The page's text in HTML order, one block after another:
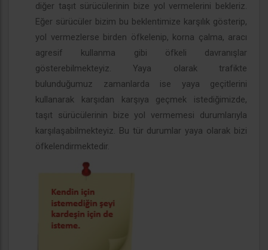
diğer taşıt sürücülerinin bize yol vermelerini bekleriz.
Eğer sürücüler bizim bu beklentimize karşılık gösterip,
yol vermezlerse birden öfkelenip, korna çalma, aracı
agresif kullanma gibi öfkeli davranışlar
gösterebilmekteyiz. Yaya olarak trafikte
bulunduğumuz zamanlarda ise yaya geçitlerini
kullanarak karşıdan karşıya geçmek istediğimizde,
taşıt sürücülerinin bize yol vermemesi durumlarıyla
karşılaşabilmekteyiz. Bu tür durumlar yaya olarak bizi
öfkelendirmektedir.